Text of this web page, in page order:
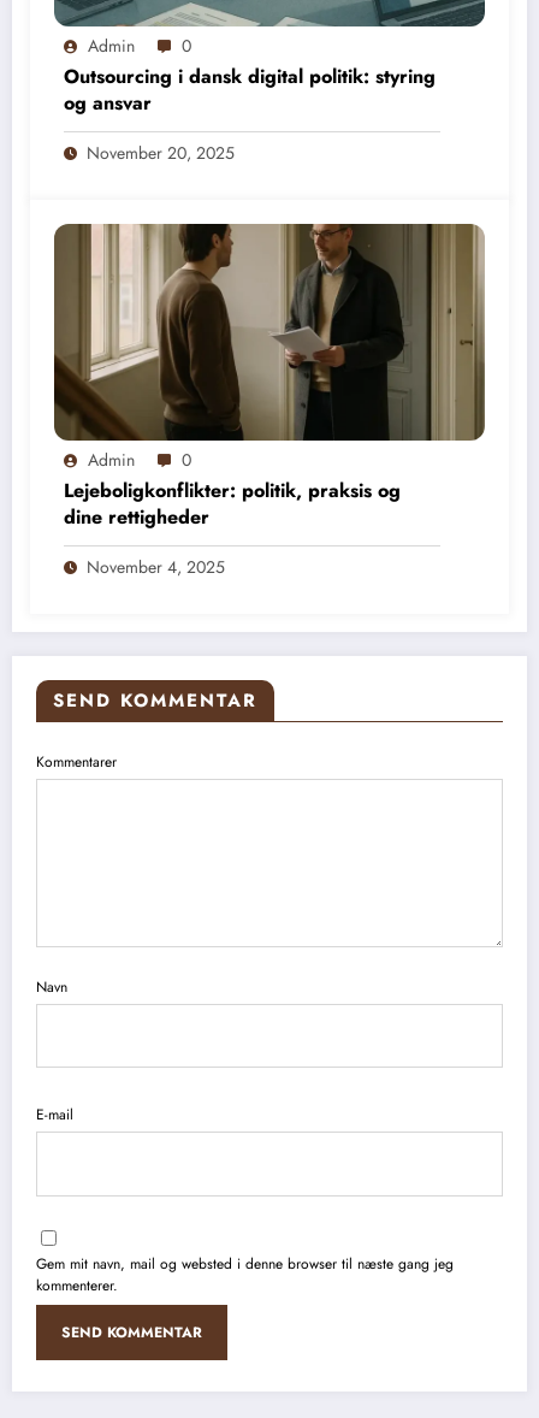
Admin 0
Outsourcing i dansk digital politik: styring
og ansvar
November 20, 2025
Admin 0
Lejeboligkonflikter: politik, praksis og
dine rettigheder
November 4, 2025
SEND KOMMENTAR
Kommentarer
Navn
E-mail
Gem mit navn, mail og websted i denne browser til næste gang jeg
kommenterer.